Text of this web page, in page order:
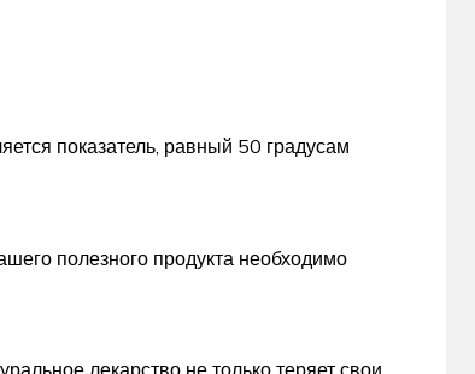
показатель, равный 50 градусам
полезного продукта необходимо